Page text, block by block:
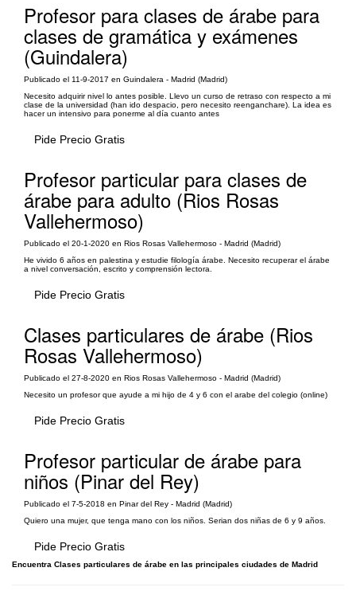
Profesor para clases de árabe para
clases de gramática y exámenes
(Guindalera)
Publicado el 11-9-2017 en Guindalera - Madrid (Madrid)
Necesito adquirir nivel lo antes posible. Llevo un curso de retraso con respecto a mi
clase de la universidad (han ido despacio, pero necesito reenganchare). La idea es
hacer un intensivo para ponerme al día cuanto antes
Pide Precio Gratis
Profesor particular para clases de
árabe para adulto (Rios Rosas
Vallehermoso)
Publicado el 20-1-2020 en Rios Rosas Vallehermoso - Madrid (Madrid)
He vivido 6 años en palestina y estudie filología árabe. Necesito recuperar el árabe
a nivel conversación, escrito y comprensión lectora.
Pide Precio Gratis
Clases particulares de árabe (Rios
Rosas Vallehermoso)
Publicado el 27-8-2020 en Rios Rosas Vallehermoso - Madrid (Madrid)
Necesito un profesor que ayude a mi hijo de 4 y 6 con el arabe del colegio (online)
Pide Precio Gratis
Profesor particular de árabe para
niños (Pinar del Rey)
Publicado el 7-5-2018 en Pinar del Rey - Madrid (Madrid)
Quiero una mujer, que tenga mano con los niños. Serian dos niñas de 6 y 9 años.
Pide Precio Gratis
Encuentra Clases particulares de árabe en las principales ciudades de Madrid